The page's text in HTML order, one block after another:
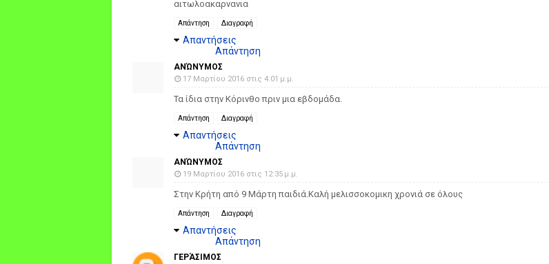
αιτωλοακαρνανια
Απάντηση Διαγραφή
Απαντήσεις
Απάντηση
ΑΝΏΝΥΜΟΣ
17 Μαρτίου 2016 στις 4:01 μ.μ.
Τα ίδια στην Κόρινθο πριν μια εβδομάδα.
Απάντηση Διαγραφή
Απαντήσεις
Απάντηση
ΑΝΏΝΥΜΟΣ
19 Μαρτίου 2016 στις 12:35 μ.μ.
Στην Κρήτη από 9 Μάρτη παιδιά.Καλή μελισσοκομικη χρονιά σε όλους
Απάντηση Διαγραφή
Απαντήσεις
Απάντηση
ΓΕΡΆΣΙΜΟΣ